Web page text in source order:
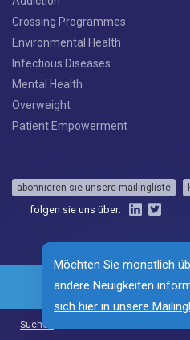
Suchen
Möchten Sie monatlich
andere Neuigkeiten
sich hier in unsere
Crossing Programmes
Environmental Health
Infectious Diseases
Mental Health
Overweight
Patient Empowerment
abonnieren sie unsere mailingliste
folgen sie uns über: